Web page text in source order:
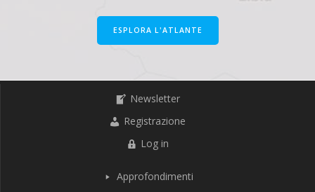
ESPLORA L'ATLANTE
Newsletter
Registrazione
Log in
Approfondimenti